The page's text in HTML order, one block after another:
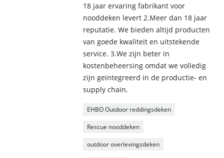
18 jaar ervaring fabrikant voor
nooddeken levert 2.Meer dan 18 jaar
reputatie. We bieden altijd producten
van goede kwaliteit en uitstekende
service. 3.We zijn beter in
kostenbeheersing omdat we volledig
zijn geïntegreerd in de productie- en
supply chain.
EHBO Outdoor reddingsdeken
Rescue nooddeken
outdoor overlevingsdeken